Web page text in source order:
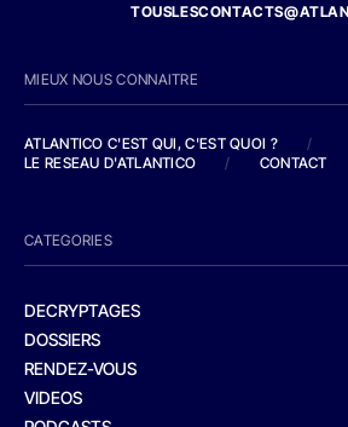
MIEUX NOUS CONNAITRE
ATLANTICO C'EST QUI, C'EST QUOI ?
/
LE RESEAU D'ATLANTICO
/ CONTACT
CATEGORIES
DECRYPTAGES
DOSSIERS
RENDEZ-VOUS
VIDEOS